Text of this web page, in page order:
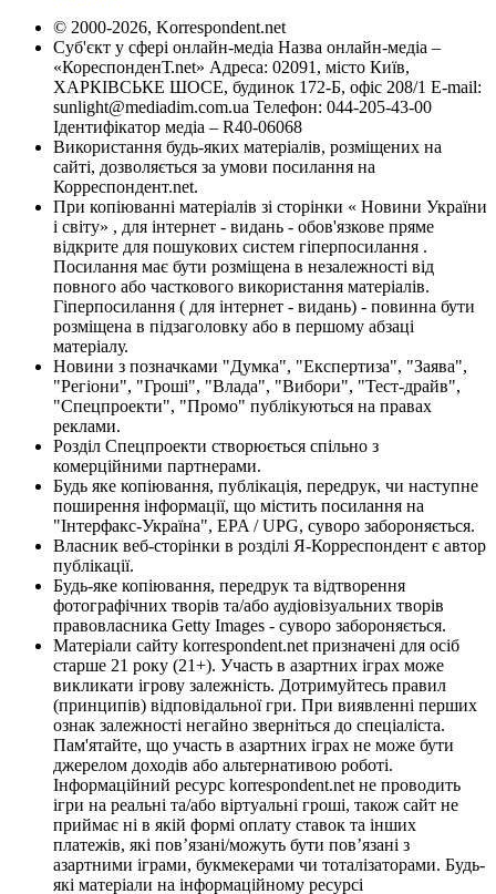
© 2000-2026, Korrespondent.net
Суб'єкт у сфері онлайн-медіа Назва онлайн-медіа –
«КореспонденТ.net» Адреса: 02091, місто Київ,
ХАРКІВСЬКЕ ШОСЕ, будинок 172-Б, офіс 208/1 E-mail:
sunlight@mediadim.com.ua Телефон: 044-205-43-00
Ідентифікатор медіа – R40-06068
Використання будь-яких матеріалів, розміщених на
сайті, дозволяється за умови посилання на
Корреспондент.net.
При копіюванні матеріалів зі сторінки « Новини України
і світу» , для інтернет - видань - обов'язкове пряме
відкрите для пошукових систем гіперпосилання .
Посилання має бути розміщена в незалежності від
повного або часткового використання матеріалів.
Гіперпосилання ( для інтернет - видань) - повинна бути
розміщена в підзаголовку або в першому абзаці
матеріалу.
Новини з позначками "Думка", "Експертиза", "Заява",
"Регіони", "Гроші", "Влада", "Вибори", "Тест-драйв",
"Спецпроекти", "Промо" публікуються на правах
реклами.
Розділ Спецпроекти створюється спільно з
комерційними партнерами.
Будь яке копіювання, публікація, передрук, чи наступне
поширення інформації, що містить посилання на
"Інтерфакс-Україна", EPA / UPG, суворо забороняється.
Власник веб-сторінки в розділі Я-Корреспондент є автор
публікації.
Будь-яке копіювання, передрук та відтворення
фотографічних творів та/або аудіовізуальних творів
правовласника Getty Images - суворо забороняється.
Матеріали сайту korrespondent.net призначені для осіб
старше 21 року (21+). Участь в азартних іграх може
викликати ігрову залежність. Дотримуйтесь правил
(принципів) відповідальної гри. При виявленні перших
ознак залежності негайно зверніться до спеціаліста.
Пам'ятайте, що участь в азартних іграх не може бути
джерелом доходів або альтернативою роботі.
Інформаційний ресурс korrespondent.net не проводить
ігри на реальні та/або віртуальні гроші, також сайт не
приймає ні в якій формі оплату ставок та інших
платежів, які пов’язані/можуть бути пов’язані з
азартними іграми, букмекерами чи тоталізаторами. Будь-
які матеріали на інформаційному ресурсі